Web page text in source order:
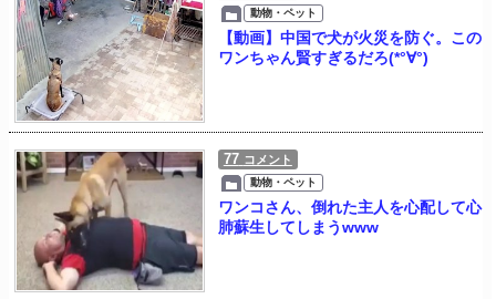
動物・ペット
【動画】中国で犬が火災を防ぐ。この
ワンちゃん賢すぎるだろ(*°∀°)
77 コメント
動物・ペット
ワンコさん、倒れた主人を心配して心
肺蘇生してしまうwww